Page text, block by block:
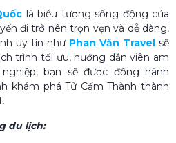
là biểu tượng sống động của
đi trở nên trọn vẹn và dễ dàng,
uy tín như Phan Văn Travel sẽ
trình tối ưu, hướng dẫn viên am
bạn sẽ được đồng hành
khám phá Tử Cấm Thành thành
du lịch: